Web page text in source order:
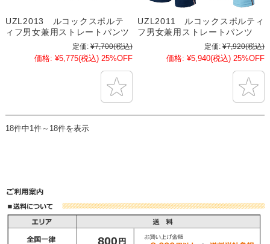
UZL2013 ルコックスポルテ
ィフ男女兼用ストレートパンツ
定価: ¥7,700(税込)
価格: ¥5,775(税込) 25%OFF
UZL2011 ルコックスポルティ
フ男女兼用ストレートパンツ
定価: ¥7,920(税込)
価格: ¥5,940(税込) 25%OFF
18件中1件～18件を表示